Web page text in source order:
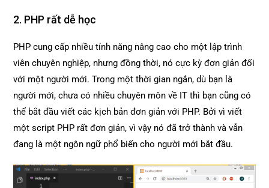
2. PHP rất dễ học
PHP cung cấp nhiều tính năng nâng cao cho một lập trình
viên chuyên nghiệp, nhưng đồng thời, nó cực kỳ đơn giản đối
với một người mới. Trong một thời gian ngắn, dù bạn là
người mới, chưa có nhiều chuyên môn về IT thì bạn cũng có
thể bắt đầu viết các kịch bản đơn giản với PHP. Bởi vì viết
một script PHP rất đơn giản, vì vậy nó đã trở thành và vẫn
đang là một ngôn ngữ phổ biến cho người mới bắt đầu.